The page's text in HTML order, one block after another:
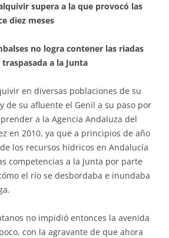
supera a la que provocó las
diez meses
no logra contener las riadas
a la Junta
en diversas poblaciones de su
de su afluente el Genil a su paso por
a la Agencia Andaluza del
en 2010, ya que a principios de año
los recursos hídricos en Andalucía
competencias a la Junta por parte
el río se desbordaba e inundaba
no impidió entonces la avenida
con la agravante de que ahora